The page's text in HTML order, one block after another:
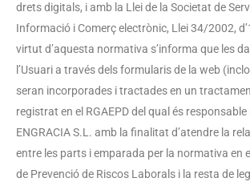
drets digitals, i amb la Llei de la Societat de
Informació i Comerç electrònic, Llei 34/2002,
virtut d’aquesta normativa s’informa que les
l’Usuari a través dels formularis de la web
seran incorporades i tractades en un
registrat en el RGAEPD del qual és
ENGRACIA S.L. amb la finalitat d’atendre la
entre les parts i emparada per la normativa en
de Prevenció de Riscos Laborals i la resta de